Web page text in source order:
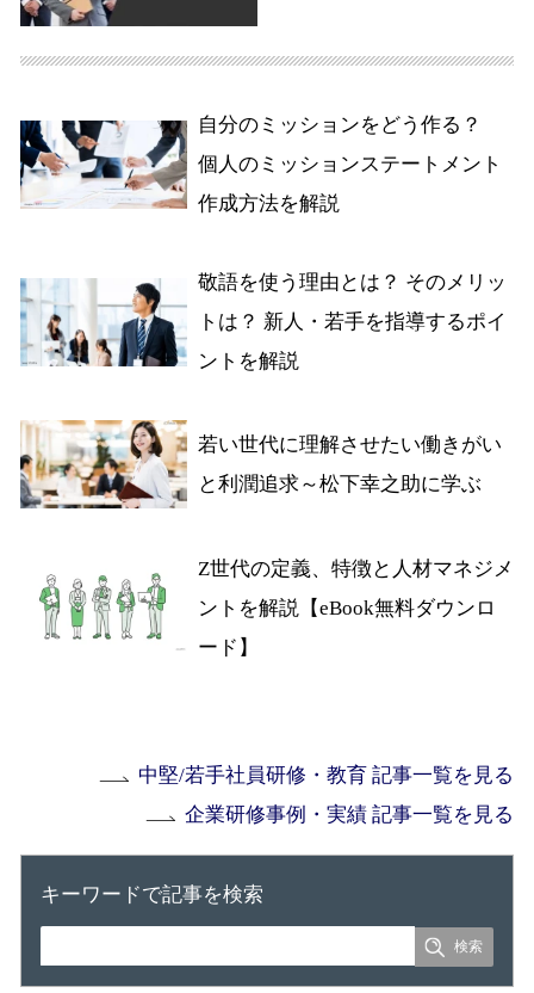
自分のミッションをどう作る？
個人のミッションステートメント
作成方法を解説
敬語を使う理由とは？ そのメリッ
トは？ 新人・若手を指導するポイ
ントを解説
若い世代に理解させたい働きがい
と利潤追求～松下幸之助に学ぶ
Z世代の定義、特徴と人材マネジメ
ントを解説【eBook無料ダウンロ
ード】
中堅/若手社員研修・教育 記事一覧を見る
企業研修事例・実績 記事一覧を見る
キーワードで記事を検索